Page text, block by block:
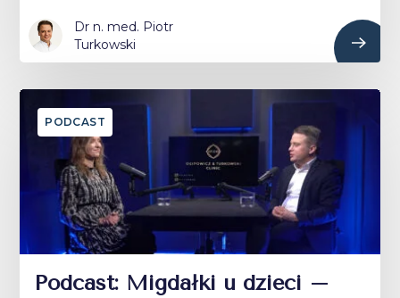
Dr n. med. Piotr
Turkowski
PODCAST
Podcast: Migdałki u dzieci –